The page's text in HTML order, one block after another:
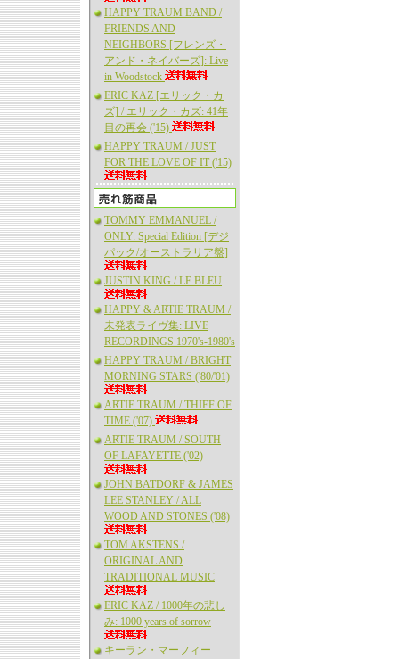
HAPPY TRAUM BAND /
FRIENDS AND
NEIGHBORS [フレンズ・
アンド・ネイバーズ]: Live
in Woodstock
ERIC KAZ [エリック・カ
ズ] / エリック・カズ: 41年
目の再会 ('15)
HAPPY TRAUM / JUST
FOR THE LOVE OF IT ('15)
TOMMY EMMANUEL /
ONLY: Special Edition [デジ
パック/オーストラリア盤]
JUSTIN KING / LE BLEU
HAPPY & ARTIE TRAUM /
未発表ライヴ集: LIVE
RECORDINGS 1970's-1980's
HAPPY TRAUM / BRIGHT
MORNING STARS ('80/'01)
ARTIE TRAUM / THIEF OF
TIME ('07)
ARTIE TRAUM / SOUTH
OF LAFAYETTE ('02)
JOHN BATDORF & JAMES
LEE STANLEY / ALL
WOOD AND STONES ('08)
TOM AKSTENS /
ORIGINAL AND
TRADITIONAL MUSIC
ERIC KAZ / 1000年の悲し
み: 1000 years of sorrow
キーラン・マーフィー